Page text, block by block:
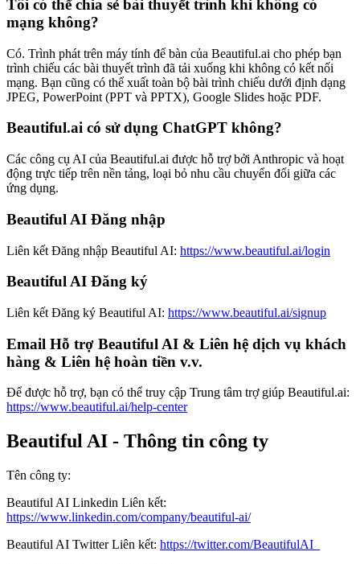
Tôi có thể chia sẻ bài thuyết trình khi không có
mạng không?
Có. Trình phát trên máy tính để bàn của Beautiful.ai cho phép bạn
trình chiếu các bài thuyết trình đã tải xuống khi không có kết nối
mạng. Bạn cũng có thể xuất toàn bộ bài trình chiếu dưới định dạng
JPEG, PowerPoint (PPT và PPTX), Google Slides hoặc PDF.
Beautiful.ai có sử dụng ChatGPT không?
Các công cụ AI của Beautiful.ai được hỗ trợ bởi Anthropic và hoạt
động trực tiếp trên nền tảng, loại bỏ nhu cầu chuyển đổi giữa các
ứng dụng.
Beautiful AI Đăng nhập
Liên kết Đăng nhập Beautiful AI: https://www.beautiful.ai/login
Beautiful AI Đăng ký
Liên kết Đăng ký Beautiful AI: https://www.beautiful.ai/signup
Email Hỗ trợ Beautiful AI & Liên hệ dịch vụ khách
hàng & Liên hệ hoàn tiền v.v.
Để được hỗ trợ, bạn có thể truy cập Trung tâm trợ giúp Beautiful.ai:
https://www.beautiful.ai/help-center
Beautiful AI - Thông tin công ty
Tên công ty:
Beautiful AI Linkedin Liên kết:
https://www.linkedin.com/company/beautiful-ai/
Beautiful AI Twitter Liên kết: https://twitter.com/BeautifulAI_